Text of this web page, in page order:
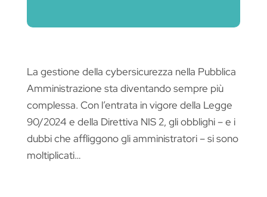
La gestione della cybersicurezza nella Pubblica
Amministrazione sta diventando sempre più
complessa. Con l’entrata in vigore della Legge
90/2024 e della Direttiva NIS 2, gli obblighi – e i
dubbi che affliggono gli amministratori – si sono
moltiplicati…